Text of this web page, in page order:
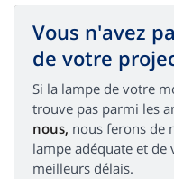
Vous n'avez
de votre
Si la lampe de votre
trouve pas parmi les
nous, nous ferons de
lampe adéquate et de
meilleurs délais.